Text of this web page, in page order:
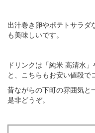
出汁巻き卵やポテトサラダ
も美味しいです。
ドリンクは「純米 高清水
と、こちらもお安い値段で
昔ながらの下町の雰囲気と
是非どうぞ。